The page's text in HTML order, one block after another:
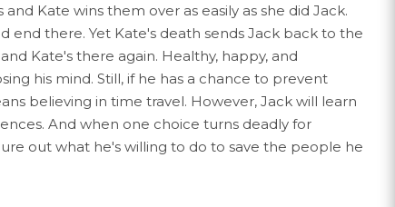
Kate wins them over as easily as she did Jack.
end there. Yet Kate's death sends Jack back to the
Kate's there again. Healthy, happy, and
his mind. Still, if he has a chance to prevent
believing in time travel. However, Jack will learn
And when one choice turns deadly for
out what he's willing to do to save the people he